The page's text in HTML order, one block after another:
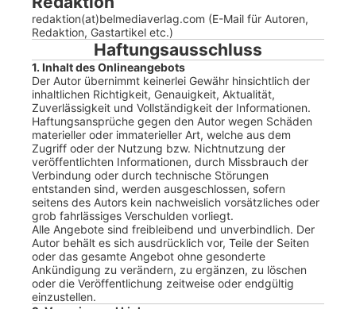
redaktion(at)belmediaverlag.com (E-Mail für Autoren,
Redaktion, Gastartikel etc.)
Haftungsausschluss
1. Inhalt des Onlineangebots
Der Autor übernimmt keinerlei Gewähr hinsichtlich der
inhaltlichen Richtigkeit, Genauigkeit, Aktualität,
Zuverlässigkeit und Vollständigkeit der Informationen.
Haftungsansprüche gegen den Autor wegen Schäden
materieller oder immaterieller Art, welche aus dem
Zugriff oder der Nutzung bzw. Nichtnutzung der
veröffentlichten Informationen, durch Missbrauch der
Verbindung oder durch technische Störungen
entstanden sind, werden ausgeschlossen, sofern
seitens des Autors kein nachweislich vorsätzliches oder
grob fahrlässiges Verschulden vorliegt.
Alle Angebote sind freibleibend und unverbindlich. Der
Autor behält es sich ausdrücklich vor, Teile der Seiten
oder das gesamte Angebot ohne gesonderte
Ankündigung zu verändern, zu ergänzen, zu löschen
oder die Veröffentlichung zeitweise oder endgültig
einzustellen.